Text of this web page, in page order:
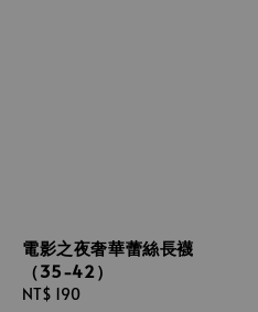
電影之夜奢華蕾絲長襪
（35-42）
Regular
NT$ 190